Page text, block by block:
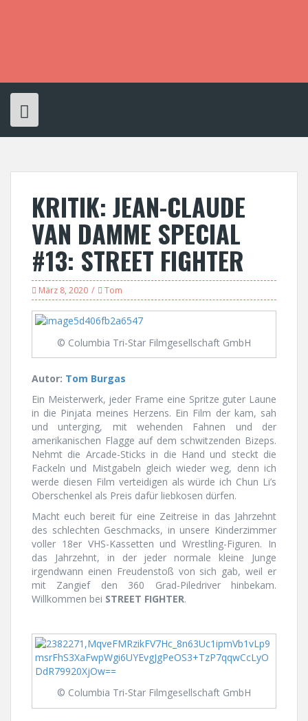
KRITIK: JEAN-CLAUDE
VAN DAMME SPECIAL
#13: STREET FIGHTER
März 8, 2020 Tom
© Columbia Tri-Star Filmgesellschaft GmbH
Autor: Tom Burgas
Ein Meisterwerk, jeder Frame eine Spritze guter Laune
in die Pinjata meines Herzens. Ein Film der kam, sah
und unterging, mit wehenden Fahnen und der
amerikanischen Flagge auf dem schwitzenden Bizeps.
Nehmt die Arcade-Sticks in die Hand und steckt die
Fackeln und Mistgabeln gleich wieder weg, denn ich
werde diesen Film verteidigen als würde ich Chun Li’s
Oberschenkel als Preis dafür liebkosen dürfen.
Macht euch bereit für eine Zeitreise in das Jahrzehnt
des schlechten Geschmacks, in unsere Kinderzimmer
voller 18er VHS-Kassetten und Wrestling-Figuren. In
das Jahrzehnt, in der jeder normale kleine Junge
irgendwann einen Freudenstoß von sich gab, weil er
mit Zangief den 360 Grad-Piledriver hinbekam.
Willkommen bei STREET FIGHTER.
© Columbia Tri-Star Filmgesellschaft GmbH